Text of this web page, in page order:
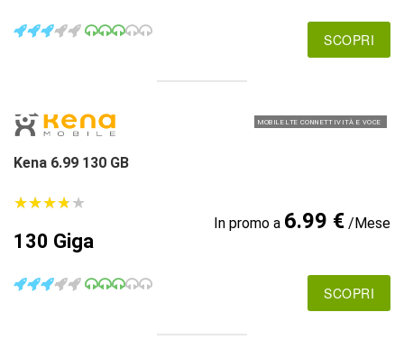
SCOPRI
MOBILE LTE CONNETTIVITÀ E VOCE
Kena 6.99 130 GB
★★★★★
★★★★★
130 Giga
In promo a 6.99 €/Mese
SCOPRI